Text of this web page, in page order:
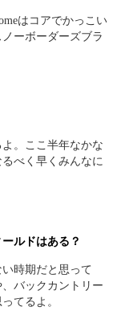
はコアでかっこい
ーボーダーズブラ
。ここ半年なかな
べく早くみんなに
ルドはある？
時期だと思って
バックカントリー
てるよ。